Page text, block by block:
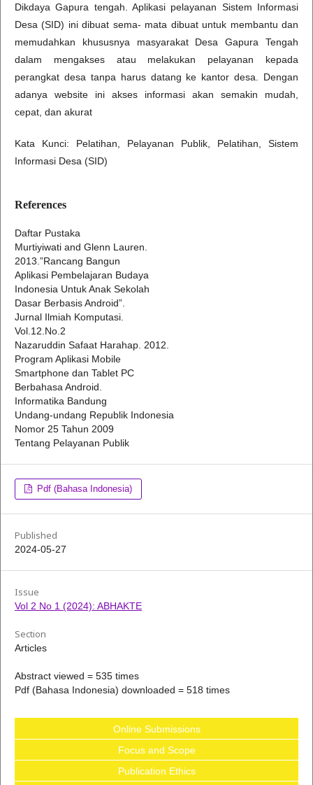
Dikdaya Gapura tengah. Aplikasi pelayanan Sistem Informasi
Desa (SID) ini dibuat sema- mata dibuat untuk membantu dan
memudahkan khususnya masyarakat Desa Gapura Tengah
dalam mengakses atau melakukan pelayanan kepada
perangkat desa tanpa harus datang ke kantor desa. Dengan
adanya website ini akses informasi akan semakin mudah,
cepat, dan akurat
Kata Kunci: Pelatihan, Pelayanan Publik, Pelatihan, Sistem
Informasi Desa (SID)
References
Daftar Pustaka
Murtiyiwati and Glenn Lauren.
2013.”Rancang Bangun
Aplikasi Pembelajaran Budaya
Indonesia Untuk Anak Sekolah
Dasar Berbasis Android”.
Jurnal Ilmiah Komputasi.
Vol.12.No.2
Nazaruddin Safaat Harahap. 2012.
Program Aplikasi Mobile
Smartphone dan Tablet PC
Berbahasa Android.
Informatika Bandung
Undang-undang Republik Indonesia
Nomor 25 Tahun 2009
Tentang Pelayanan Publik
Pdf (Bahasa Indonesia)
Published
2024-05-27
Issue
Vol 2 No 1 (2024): ABHAKTE
Section
Articles
Abstract viewed = 535 times
Pdf (Bahasa Indonesia) downloaded = 518 times
Online Submissions
Focus and Scope
Publication Ethics